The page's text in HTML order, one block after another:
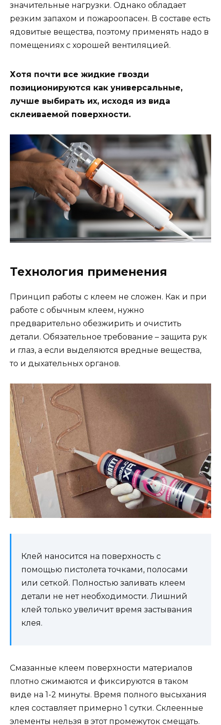
значительные нагрузки. Однако обладает
резким запахом и пожароопасен. В составе есть
ядовитые вещества, поэтому применять надо в
помещениях с хорошей вентиляцией.
Хотя почти все жидкие гвозди
позиционируются как универсальные,
лучше выбирать их, исходя из вида
склеиваемой поверхности.
Технология применения
Принцип работы с клеем не сложен. Как и при
работе с обычным клеем, нужно
предварительно обезжирить и очистить
детали. Обязательное требование – защита рук
и глаз, а если выделяются вредные вещества,
то и дыхательных органов.
Клей наносится на поверхность с
помощью пистолета точками, полосами
или сеткой. Полностью заливать клеем
детали не нет необходимости. Лишний
клей только увеличит время застывания
клея.
Смазанные клеем поверхности материалов
плотно сжимаются и фиксируются в таком
виде на 1-2 минуты. Время полного высыхания
клея составляет примерно 1 сутки. Склеенные
элементы нельзя в этот промежуток смещать.